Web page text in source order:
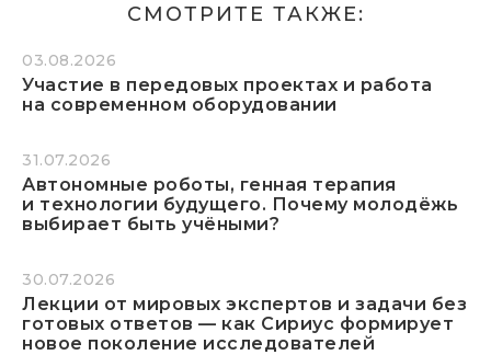
СМОТРИТЕ ТАКЖЕ:
03.08.2026
Участие в передовых проектах и работа
на современном оборудовании
31.07.2026
Автономные роботы, генная терапия
и технологии будущего. Почему молодёжь
выбирает быть учёными?
30.07.2026
Лекции от мировых экспертов и задачи без
готовых ответов — как Сириус формирует
новое поколение исследователей